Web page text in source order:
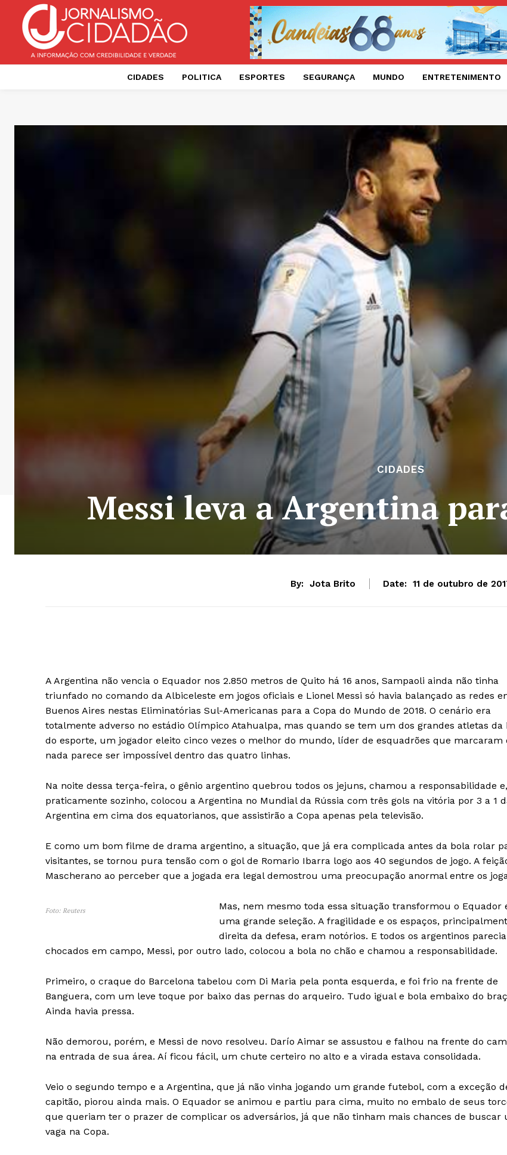
CIDADES POLITICA ESPORTES SEGURANÇA MUNDO ENTRETENIMENTO
CIDADES
Messi leva a Argentina
By: Jota Brito Date: 11 de outubro de
A Argentina não vencia o Equador nos 2.850 metros de Quito há 16 anos, Sampaoli ainda não tinha
triunfado no comando da Albiceleste em jogos oficiais e Lionel Messi só havia balançado as redes
Buenos Aires nestas Eliminatórias Sul-Americanas para a Copa do Mundo de 2018. O cenário era
totalmente adverso no estádio Olímpico Atahualpa, mas quando se tem um dos grandes atletas da
do esporte, um jogador eleito cinco vezes o melhor do mundo, líder de esquadrões que marcaram
nada parece ser impossível dentro das quatro linhas.
Na noite dessa terça-feira, o gênio argentino quebrou todos os jejuns, chamou a responsabilidade e,
praticamente sozinho, colocou a Argentina no Mundial da Rússia com três gols na vitória por 3 a 1
Argentina em cima dos equatorianos, que assistirão a Copa apenas pela televisão.
E como um bom filme de drama argentino, a situação, que já era complicada antes da bola rolar
visitantes, se tornou pura tensão com o gol de Romario Ibarra logo aos 40 segundos de jogo. A
Mascherano ao perceber que a jogada era legal demostrou uma preocupação anormal entre os
Foto: Reuters
Mas, nem mesmo toda essa situação transformou o Equador
uma grande seleção. A fragilidade e os espaços,
direita da defesa, eram notórios. E todos os argentinos
chocados em campo, Messi, por outro lado, colocou a bola no chão e chamou a responsabilidade.
Primeiro, o craque do Barcelona tabelou com Di Maria pela ponta esquerda, e foi frio na frente de
Banguera, com um leve toque por baixo das pernas do arqueiro. Tudo igual e bola embaixo do
Ainda havia pressa.
Não demorou, porém, e Messi de novo resolveu. Darío Aimar se assustou e falhou na frente do
na entrada de sua área. Aí ficou fácil, um chute certeiro no alto e a virada estava consolidada.
Veio o segundo tempo e a Argentina, que já não vinha jogando um grande futebol, com a exceção
capitão, piorou ainda mais. O Equador se animou e partiu para cima, muito no embalo de seus
que queriam ter o prazer de complicar os adversários, já que não tinham mais chances de buscar
vaga na Copa.